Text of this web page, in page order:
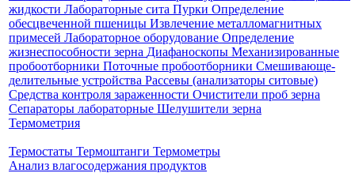
жидкости Лабораторные сита Пурки Определение
обесцвеченной пшеницы Извлечение металломагнитных
примесей Лабораторное оборудование Определение
жизнеспособности зерна Диафаноскопы Механизированные
пробоотборники Поточные пробоотборники Смешивающе-
делительные устройства Рассевы (анализаторы ситовые)
Средства контроля зараженности Очистители проб зерна
Сепараторы лабораторные Шелушители зерна
Термометрия
Термостаты Термоштанги Термометры
Анализ влагосодержания продуктов